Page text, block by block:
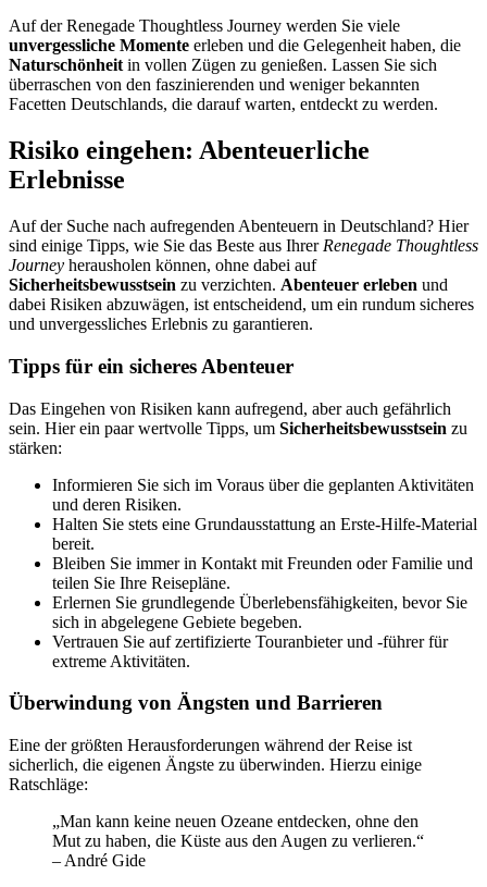
Auf der Renegade Thoughtless Journey werden Sie viele
unvergessliche Momente erleben und die Gelegenheit haben, die
Naturschönheitin vollen Zügen zu genießen. Lassen Sie sich
überraschen von den faszinierenden und weniger bekannten
Facetten Deutschlands, die darauf warten, entdeckt zu werden.
Risiko eingehen: Abenteuerliche
Erlebnisse
Auf der Suche nach aufregenden Abenteuern in Deutschland? Hier
sind einige Tipps, wie Sie das Beste aus Ihrer Renegade Thoughtless
Journey herausholen können, ohne dabei auf
Sicherheitsbewusstsein zu verzichten. Abenteuer erleben und
dabei Risiken abzuwägen, ist entscheidend, um ein rundum sicheres
und unvergessliches Erlebnis zu garantieren.
Tipps für ein sicheres Abenteuer
Das Eingehen von Risiken kann aufregend, aber auch gefährlich
sein. Hier ein paar wertvolle Tipps, um Sicherheitsbewusstsein zu
stärken:
Informieren Sie sich im Voraus über die geplanten Aktivitäten
und deren Risiken.
Halten Sie stets eine Grundausstattung an Erste-Hilfe-Material
bereit.
Bleiben Sie immer in Kontakt mit Freunden oder Familie und
teilen Sie Ihre Reisepläne.
Erlernen Sie grundlegende Überlebensfähigkeiten, bevor Sie
sich in abgelegene Gebiete begeben.
Vertrauen Sie auf zertifizierte Touranbieter und -führer für
extreme Aktivitäten.
Überwindung von Ängsten und Barrieren
Eine der größten Herausforderungen während der Reise ist
sicherlich, die eigenen Ängste zu überwinden. Hierzu einige
Ratschläge:
„Man kann keine neuen Ozeane entdecken, ohne den
Mut zu haben, die Küste aus den Augen zu verlieren.“
– André Gide